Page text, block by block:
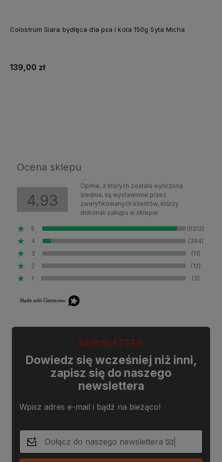
Colostrum Siara bydlęca dla psa i kota 150g Syta Micha
139,00 zł
Ocena sklepu
4.93
Opinie, z których została wyliczona
średnia, są wystawione przez
zweryfikowanych klientów, którzy
dokonali zakupu w sklepie.
5
(6212)
4
(394)
3
(11)
2
(12)
1
(3)
NEWSLETTER
Dowiedz się wcześniej niż inni,
zapisz się do naszego
newslettera
Wpisz adres e-mail i bądź na bieżąco!